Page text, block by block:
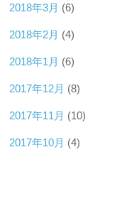
2018年3月 (6)
2018年2月 (4)
2018年1月 (6)
2017年12月 (8)
2017年11月 (10)
2017年10月 (4)